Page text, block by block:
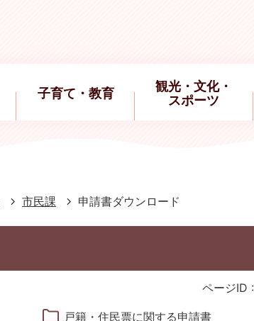
子育て・教育
観光・文化・
スポーツ
市民課 申請書ダウンロード
ページID :
戸籍・住民票に関する申請書